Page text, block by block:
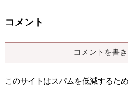
コメント
コメントを書
このサイトはスパムを低減するた